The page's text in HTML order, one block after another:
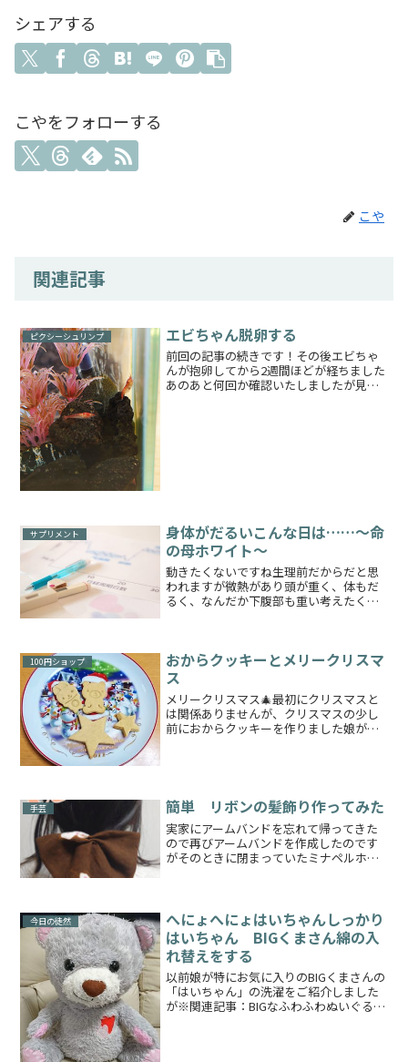
シェアする
こやをフォローする
こや
関連記事
ピクシーシュリンプ エビちゃん脱卵する
前回の記事の続きです！その後エビちゃ
んが抱卵してから2週間ほどが経ちました
あのあと何回か確認いたしましたが見事
サプリメント
身体がだるいこんな日は……～命
の母ホワイト～
動きたくないですね生理前だからだと思
われますが微熱があり頭が重く、体もだ
るく、なんだか下腹部も重い考えたくな
ことしかし動かないわけに...
100円ショップ
おからクッキーとメリークリスマ
ス
メリークリスマス🎄最初にクリスマスと
は関係ありませんが、クリスマスの少し
前におからクッキーを作りました娘がジ
手芸 簡単 リボンの髪飾り作ってみた
実家にアームバンドを忘れて帰ってきた
ので再びアームバンドを作成したのです
がそのときに閉まっていたミナペルホネ
するもの・適当な大きさの...
今日の徒然
へにょへにょはいちゃんしっかり
はいちゃん BIGくまさん綿の入
れ替えをする
以前娘が特にお気に入りのBIGくまさんの
「はいちゃん」の洗濯をご紹介しました
が※関連記事：BIGなふわふわぬいぐるみ